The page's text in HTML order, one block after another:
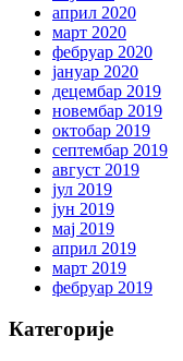
април 2020
март 2020
фебруар 2020
јануар 2020
децембар 2019
новембар 2019
октобар 2019
септембар 2019
август 2019
јул 2019
јун 2019
мај 2019
април 2019
март 2019
фебруар 2019
Категорије